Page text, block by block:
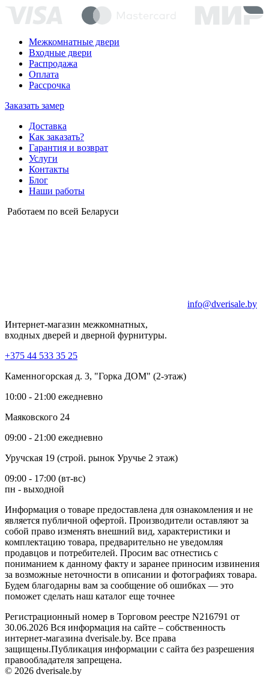
Межкомнатные двери
Входные двери
Распродажа
Оплата
Рассрочка
Заказать замер
Доставка
Как заказать?
Гарантия и возврат
Услуги
Контакты
Блог
Наши работы
Работаем по всей Беларуси
info@dverisale.by
Интернет-магазин межкомнатных,
входных дверей и дверной фурнитуры.
+375 44 533 35 25
Каменногорская д. 3, "Горка ДОМ" (2-этаж)
10:00 - 21:00 ежедневно
Маяковского 24
09:00 - 21:00 ежедневно
Уручская 19 (строй. рынок Уручье 2 этаж)
09:00 - 17:00 (вт-вс)
пн - выходной
Информация о товаре предоставлена для ознакомления и не
является публичной офертой. Производители оставляют за
собой право изменять внешний вид, характеристики и
комплектацию товара, предварительно не уведомляя
продавцов и потребителей. Просим вас отнестись с
пониманием к данному факту и заранее приносим извинения
за возможные неточности в описании и фотографиях товара.
Будем благодарны вам за сообщение об ошибках — это
поможет сделать наш каталог еще точнее
Регистрационный номер в Торговом реестре N216791 от
30.06.2026 Вся информация на сайте – собственность
интернет-магазина dverisale.by. Все права
защищены.Публикация информации с сайта без разрешения
правообладателя запрещена.
© 2026 dverisale.by